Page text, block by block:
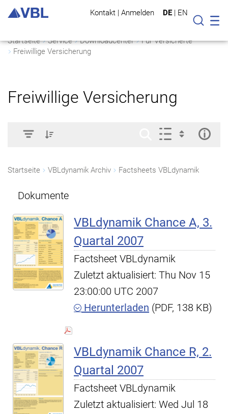
Kontakt | Anmelden DE | EN
Suche
Startseite Service Downloadcenter
Für Versicherte
Freiwillige Versicherung
Freiwillige Versicherung
Startseite VBLdynamik Archiv Factsheets VBLdynamik
Dokumente
VBLdynamik Chance A, 3.
Quartal 2007
Factsheet VBLdynamik
Zuletzt aktualisiert: Thu Nov 15
23:00:00 UTC 2007
Herunterladen (PDF, 138 KB)
VBLdynamik Chance R, 2.
Quartal 2007
Factsheet VBLdynamik
Zuletzt aktualisiert: Wed Jul 18